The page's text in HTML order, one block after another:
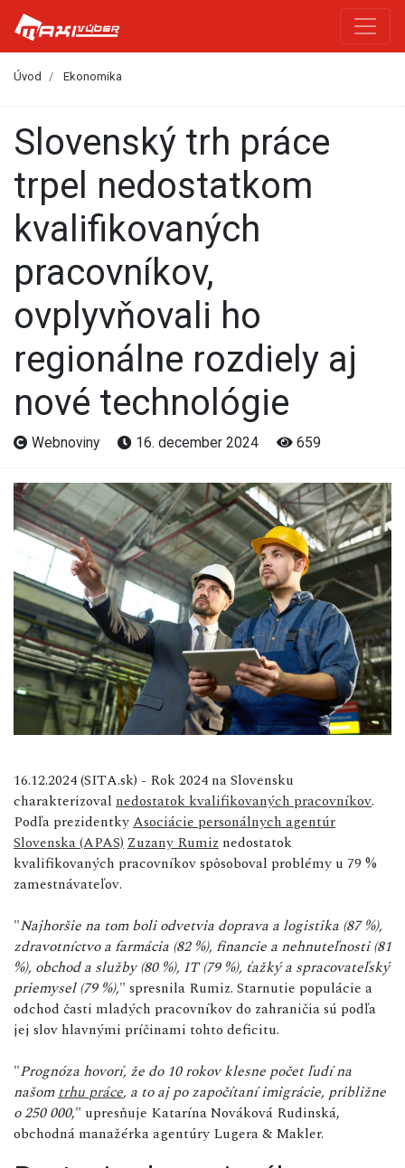
Úvod Ekonomika
Slovenský trh práce
trpel nedostatkom
kvalifikovaných
pracovníkov,
ovplyvňovali ho
regionálne rozdiely aj
nové technológie
Webnoviny 16. december 2024 659
16.12.2024 (SITA.sk) - Rok 2024 na Slovensku
charakterizoval nedostatok kvalifikovaných pracovníkov.
Podľa prezidentkyAsociácie personálnych agentúr
Slovenska (APAS) Zuzany Rumiz nedostatok
kvalifikovaných pracovníkov spôsoboval problémy u 79 %
zamestnávateľov.
"Najhoršie na tom boli odvetvia doprava a logistika (87 %),
zdravotníctvo a farmácia (82 %), financie a nehnuteľnosti (81
%), obchod a služby (80 %), IT (79 %), ťažký a spracovateľský
priemysel (79 %)," spresnila Rumiz. Starnutie populácie a
odchod časti mladých pracovníkov do zahraničia sú podľa
jej slov hlavnými príčinami tohto deficitu.
"Prognóza hovorí, že do 10 rokov klesne počet ľudí na
našom trhu práce, a to aj po započítaní imigrácie, približne
o 250 000," upresňuje Katarína Nováková Rudinská,
obchodná manažérka agentúry Lugera & Makler.